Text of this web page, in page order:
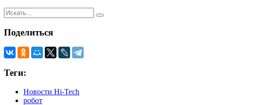
Поделиться
Теги:
Новости Hi-Tech
робот